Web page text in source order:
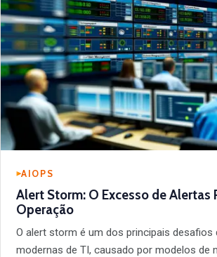
AIOPS
Alert Storm: O Excesso de Alertas
Operação
O alert storm é um dos principais desafios
modernas de TI, causado por modelos de